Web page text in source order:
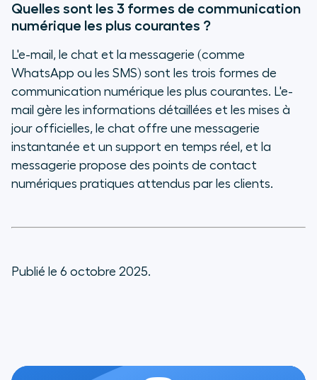
Quelles sont les 3 formes de communication
numérique les plus courantes ?
L'e-mail, le chat et la messagerie (comme
WhatsApp ou les SMS) sont les trois formes de
communication numérique les plus courantes. L'e-
mail gère les informations détaillées et les mises à
jour officielles, le chat offre une messagerie
instantanée et un support en temps réel, et la
messagerie propose des points de contact
numériques pratiques attendus par les clients.
Publié le 6 octobre 2025.